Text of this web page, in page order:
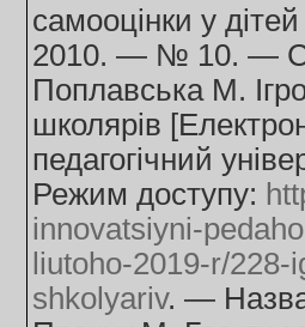
самооцінки у
2010. — № 10. —
Поплавська М.
школярів
педагогічний
Режим доступу:
innovatsiyni-
liutoho-2019-r/
shkolyariv. —